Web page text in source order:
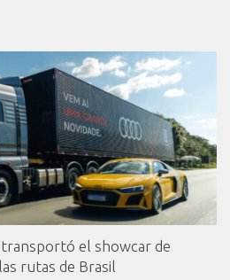
el showcar de
rutas de Brasil